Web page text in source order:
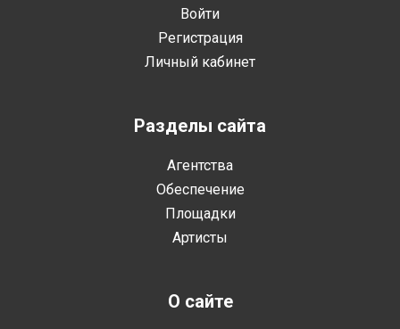
Войти
Регистрация
Личный кабинет
Разделы сайта
Агентства
Обеспечение
Площадки
Артисты
О сайте